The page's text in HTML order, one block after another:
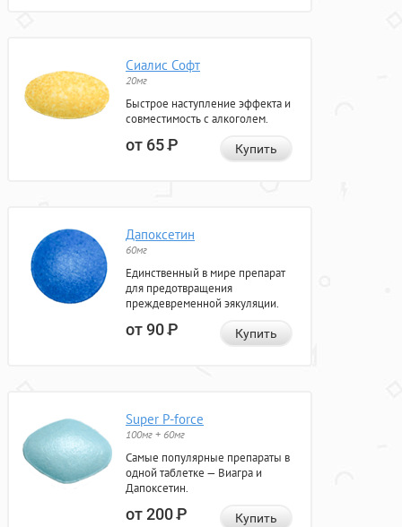
Сиалис Софт
20мг
Быстрое наступление эффекта и
совместимость с алкоголем.
от 65Р Купить
Дапоксетин
60мг
Единственный в мире препарат
для предотвращения
преждевременной эякуляции.
от 90Р Купить
Super P-force
100мг + 60мг
Самые популярные препараты в
одной таблетке — Виагра и
Дапоксетин.
от 200Р Купить